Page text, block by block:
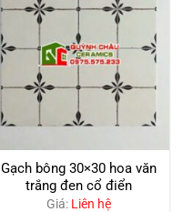
Gạch bông 30×30 hoa văn
trắng đen cổ điển
Giá: Liên hệ